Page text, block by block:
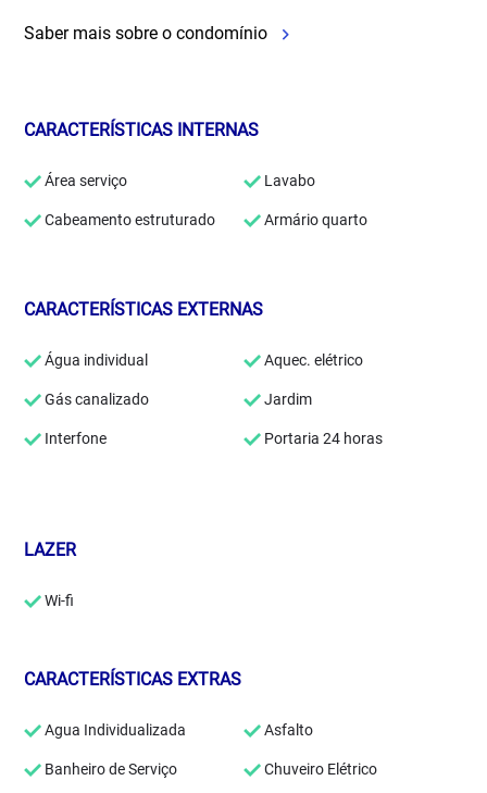
Saber mais sobre o condomínio
CARACTERÍSTICAS INTERNAS
Área serviço Lavabo
Cabeamento estruturado Armário quarto
CARACTERÍSTICAS EXTERNAS
Água individual Aquec. elétrico
Gás canalizado Jardim
Interfone Portaria 24 horas
LAZER
Wi-fi
CARACTERÍSTICAS EXTRAS
Agua Individualizada Asfalto
Banheiro de Serviço Chuveiro Elétrico